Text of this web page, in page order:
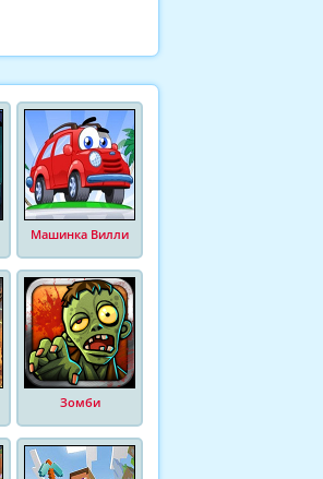
Машинка Вилли
Зомби